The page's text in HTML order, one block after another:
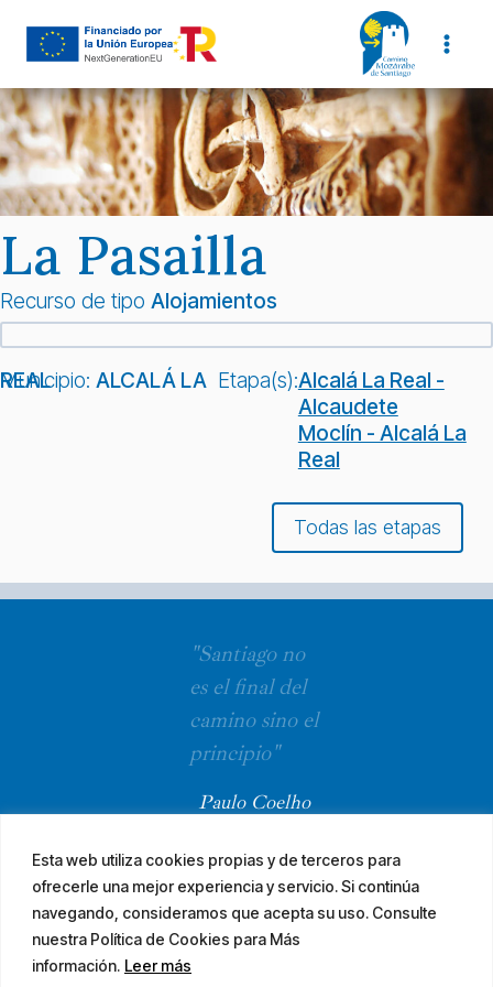
Esta web utiliza cookies propias y de terceros para
ofrecerle una mejor experiencia y servicio. Si continúa
navegando, consideramos que acepta su uso. Consulte
nuestra Política de Cookies para Más
información. Leer más
La Pasailla
Recurso de tipo Alojamientos
Municipio:
ALCALÁ LA REAL Etapa(s):Alcalá La Real -
Alcaudete
Moclín - Alcalá La
Real
Todas las etapas
"Santiago no
es el final del
camino sino el
principio"
Paulo Coelho